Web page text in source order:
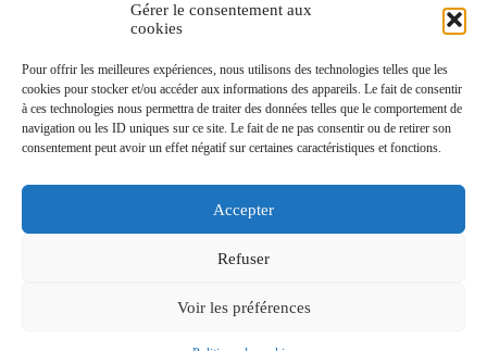
Gérer le consentement aux
cookies
Pour offrir les meilleures expériences, nous utilisons des technologies telles que les
cookies pour stocker et/ou accéder aux informations des appareils. Le fait de consentir
à ces technologies nous permettra de traiter des données telles que le comportement de
navigation ou les ID uniques sur ce site. Le fait de ne pas consentir ou de retirer son
consentement peut avoir un effet négatif sur certaines caractéristiques et fonctions.
Accepter
Refuser
Voir les préférences
✆06 22 39 73 24
✉contact@amgh-immobilier.com
Copyright © 2026 - André Machado Gonzalez Immobilier